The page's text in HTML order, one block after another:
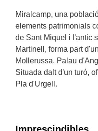
Miralcamp, una
elements patrimonials
de Sant Miquel i l'antic
Martinell, forma part
Mollerussa, Palau
Situada dalt d'un turó,
Pla d'Urgell.